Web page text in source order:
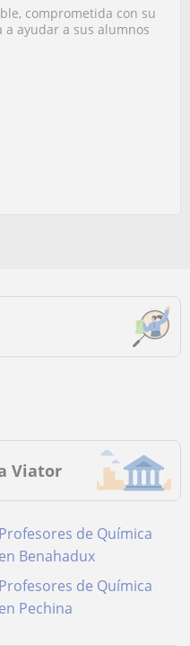
comprometida con su
ayudar a sus alumnos
Viator
Profesores de Química
en Benahadux
Profesores de Química
en Pechina